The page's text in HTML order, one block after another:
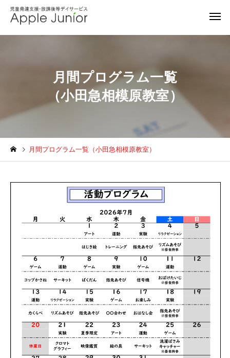
月間プログラム一覧
（小田急相模原教室）
月間プログラム一覧（小田急相模原教室）